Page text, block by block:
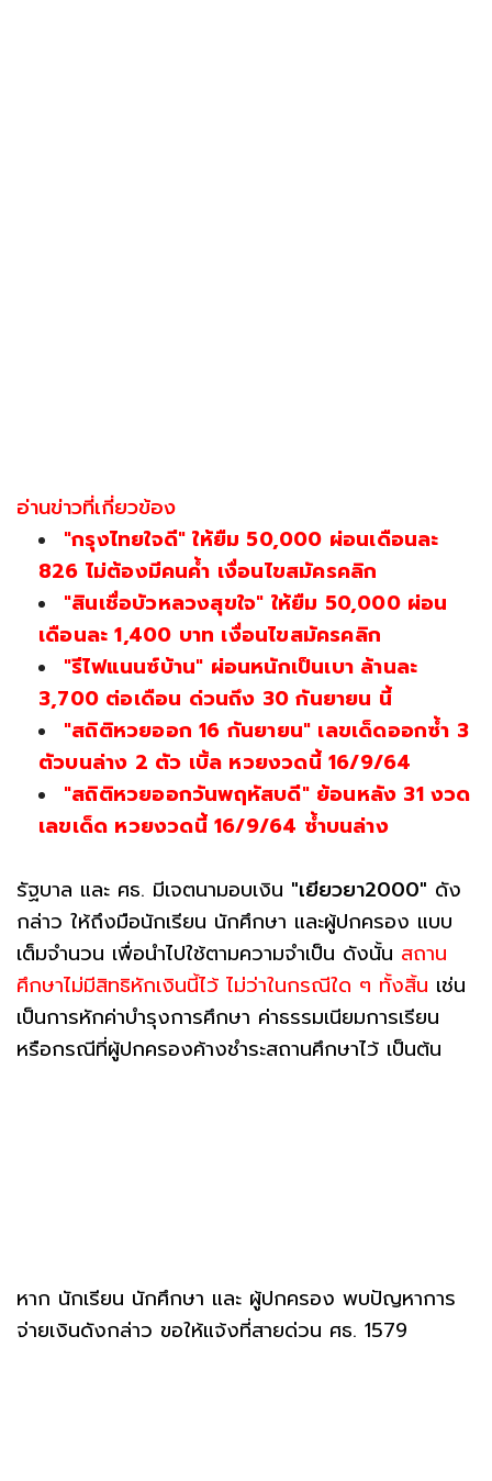
อ่านข่าวที่เกี่ยวข้อง
"กรุงไทยใจดี" ให้ยืม 50,000 ผ่อนเดือนละ
826 ไม่ต้องมีคนค้ำ เงื่อนไขสมัครคลิก
"สินเชื่อบัวหลวงสุขใจ" ให้ยืม 50,000 ผ่อน
เดือนละ 1,400 บาท เงื่อนไขสมัครคลิก
"รีไฟแนนซ์บ้าน" ผ่อนหนักเป็นเบา ล้านละ
3,700 ต่อเดือน ด่วนถึง 30 กันยายน นี้
"สถิติหวยออก 16 กันยายน" เลขเด็ดออกซ้ำ 3
ตัวบนล่าง 2 ตัว เบิ้ล หวยงวดนี้ 16/9/64
"สถิติหวยออกวันพฤหัสบดี" ย้อนหลัง 31 งวด
เลขเด็ด หวยงวดนี้ 16/9/64 ซ้ำบนล่าง
รัฐบาล และ ศธ. มีเจตนามอบเงิน "เยียวยา2000" ดัง
กล่าว ให้ถึงมือนักเรียน นักศึกษา และผู้ปกครอง แบบ
เต็มจำนวน เพื่อนำไปใช้ตามความจำเป็น ดังนั้น สถาน
ศึกษาไม่มีสิทธิหักเงินนี้ไว้ ไม่ว่าในกรณีใด ๆ ทั้งสิ้น เช่น
เป็นการหักค่าบำรุงการศึกษา ค่าธรรมเนียมการเรียน
หรือกรณีที่ผู้ปกครองค้างชำระสถานศึกษาไว้ เป็นต้น
หาก นักเรียน นักศึกษา และ ผู้ปกครอง พบปัญหาการ
จ่ายเงินดังกล่าว ขอให้แจ้งที่สายด่วน ศธ. 1579